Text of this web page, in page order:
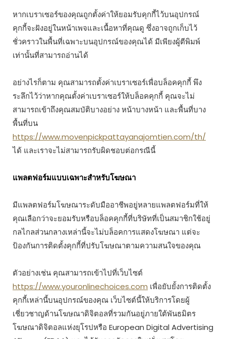
หากเบราเซอร์ของคุณถูกตั้งค่าให้ยอมรับคุกกี้ไว้บนอุปกรณ์
คุกกี้จะฝังอยู่ในหน้าเพจและเนื้อหาที่คุณดู ซึ่งอาจถูกเก็บไว้
ชั่วคราวในพื้นที่เฉพาะบนอุปกรณ์ของคุณได้ มีเพียงผู้ตีพิมพ์
เท่านั้นที่สามารถอ่านได้
อย่างไรก็ตาม คุณสามารถตั้งค่าเบราเซอร์เพื่อบล็อคคุกกี้ พึง
ระลึกไว้ว่าหากคุณตั้งค่าเบราเซอร์ให้บล็อคคุกกี้ คุณจะไม่
สามารถเข้าถึงคุณสมบัติบางอย่าง หน้าบางหน้า และพื้นที่บาง
พื้นที่บน
https://www.movenpickpattayanajomtien.com/th/
ได้ และเราจะไม่สามารถรับผิดชอบต่อกรณีนี้
แพลตฟอร์มแบบเฉพาะสำหรับโฆษณา
มีแพลตฟอร์มโฆษณาระดับมืออาชีพอยู่หลายแพลตฟอร์มที่ให้
คุณเลือกว่าจะยอมรับหรือบล็อคคุกกี้ที่บริษัทที่เป็นสมาชิกใช้อยู่
กลไกลส่วนกลางเหล่านี้จะไม่บล็อคการแสดงโฆษณา แต่จะ
ป้องกันการติดตั้งคุกกี้ที่ปรับโฆษณาตามความสนใจของคุณ
ตัวอย่างเช่น คุณสามารถเข้าไปที่เว็บไซต์
https://www.youronlinechoices.com เพื่อยับยั้งการติดตั้ง
คุกกี้เหล่านี้บนอุปกรณ์ของคุณ เว็บไซต์นี้ให้บริการโดยผู้
เชี่ยวชาญด้านโฆษณาดิจิตอลที่รวมกันอยู่ภายใต้พันธมิตร
โฆษณาดิจิตอลแห่งยุโรปหรือ European Digital Advertising